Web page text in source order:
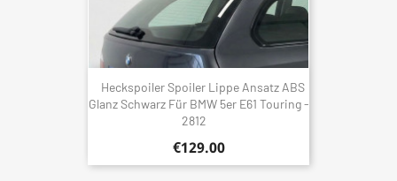
Heckspoiler Spoiler Lippe Ansatz ABS
Glanz Schwarz Für BMW 5er E61 Touring -
2812
€129.00